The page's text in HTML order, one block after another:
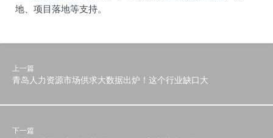
地、项目落地等支持。
上一篇
青岛人力资源市场供求大数据出炉！这个行业缺口大
下一篇